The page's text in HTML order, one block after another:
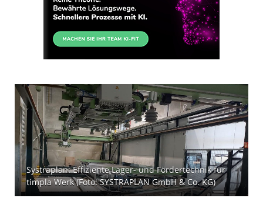
Systraplan: Effiziente Lager- und Fördertechnik für
timpla Werk (Foto: SYSTRAPLAN GmbH & Co. KG)